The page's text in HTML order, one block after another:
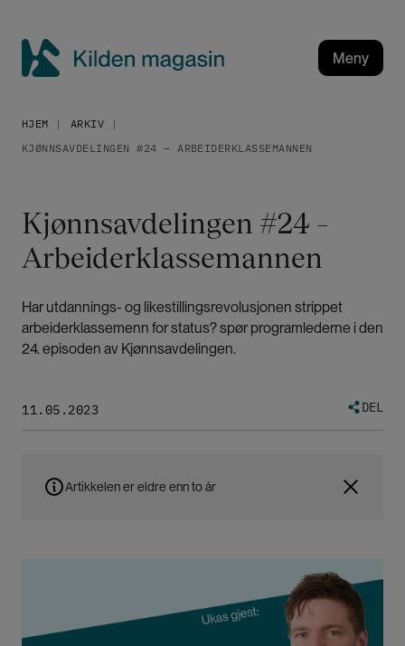
m
a
a
s
i
Meny
HJEM
ARKIV
KJØNNSAVDELINGEN #24 – ARBEIDERKLASSEMANNEN
Kjønnsavdelingen #24 –
Arbeiderklassemannen
Har utdannings- og likestillingsrevolusjonen strippet
arbeiderklassemenn for status? spør programlederne i den
24. episoden av Kjønnsavdelingen.
11.05.2023 DEL
Artikkelen er eldre enn to år